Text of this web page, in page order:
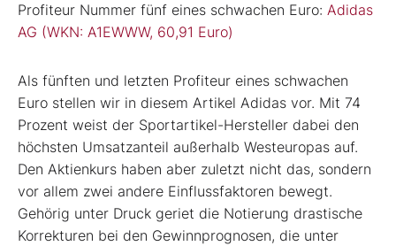
Profiteur Nummer fünf eines schwachen Euro: Adidas
AG (WKN: A1EWWW, 60,91 Euro)
Als fünften und letzten Profiteur eines schwachen
Euro stellen wir in diesem Artikel Adidas vor. Mit 74
Prozent weist der Sportartikel-Hersteller dabei den
höchsten Umsatzanteil außerhalb Westeuropas auf.
Den Aktienkurs haben aber zuletzt nicht das, sondern
vor allem zwei andere Einflussfaktoren bewegt.
Gehörig unter Druck geriet die Notierung drastische
Korrekturen bei den Gewinnprognosen, die unter